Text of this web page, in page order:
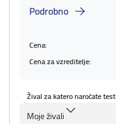
Podrobno
Cena:
Cena za vzreditelje:
Žival za katero naročate test
Moje živali